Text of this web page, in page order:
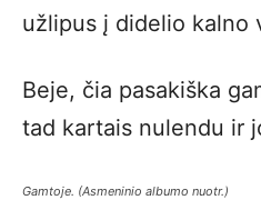
užlipus į didelio kalno
Beje, čia pasakiška
tad kartais nulendu ir
Gamtoje. (Asmeninio albumo nuotr.)